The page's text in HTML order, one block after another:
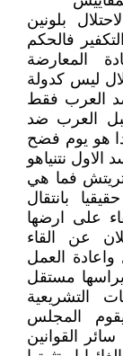
دولة الاحتلال بلونين
فالحكم
المعارضة
ليس كدولة
العرب فقط
العرب ضد
هو يوم فضح
نتنياهو
فما هي
بانتقال
على ارضها
عن القاء
واعادة العمل
مستقل
التشريعية
المجلس
القوانين